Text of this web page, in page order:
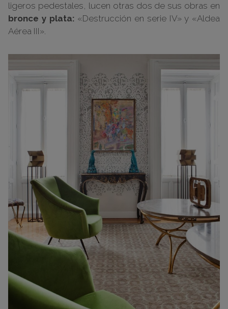
ligeros pedestales, lucen otras dos de sus obras en
bronce y plata: «Destrucción en serie IV» y «Aldea
Aérea III».